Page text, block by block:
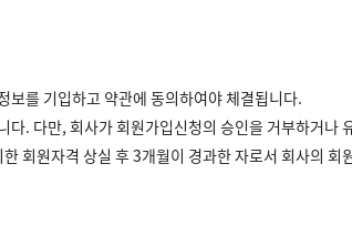
보를 기입하고 약관에 동의하여야 체결됩니다.
. 다만, 회사가 회원가입신청의 승인을 거부하거나
회원자격 상실 후 3개월이 경과한 자로서 회사의 회